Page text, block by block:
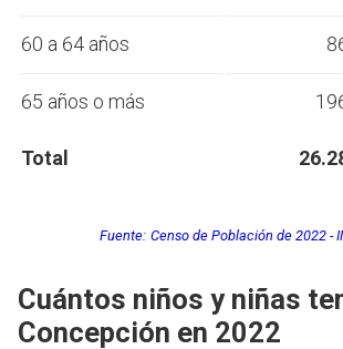
60 a 64 años
65 años o más
Total
Fuente: Censo de Población de 2022 -
Cuántos niños y niñas
Concepción en 2022